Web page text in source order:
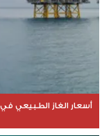
أسعار الغاز الطبيعي